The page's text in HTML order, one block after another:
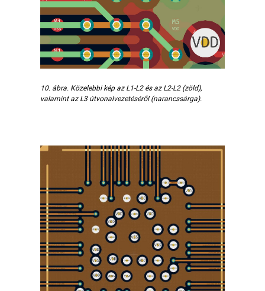
10. ábra. Közelebbi kép az L1-L2 és az L2-L2 (zöld),
valamint az L3 útvonalvezetéséről (narancssárga).